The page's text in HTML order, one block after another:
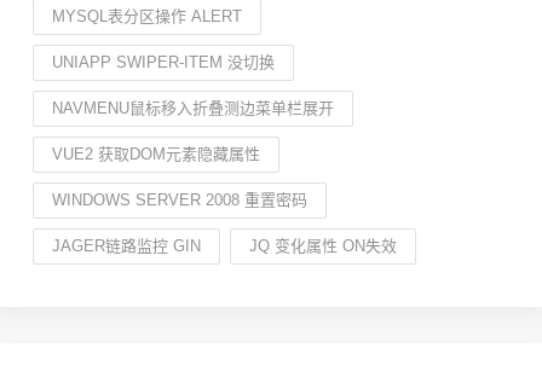
MYSQL表分区操作 ALERT
UNIAPP SWIPER-ITEM 没切换
NAVMENU鼠标移入折叠测边菜单栏展开
VUE2 获取DOM元素隐藏属性
WINDOWS SERVER 2008 重置密码
JAGER链路监控 GIN JQ 变化属性 ON失效